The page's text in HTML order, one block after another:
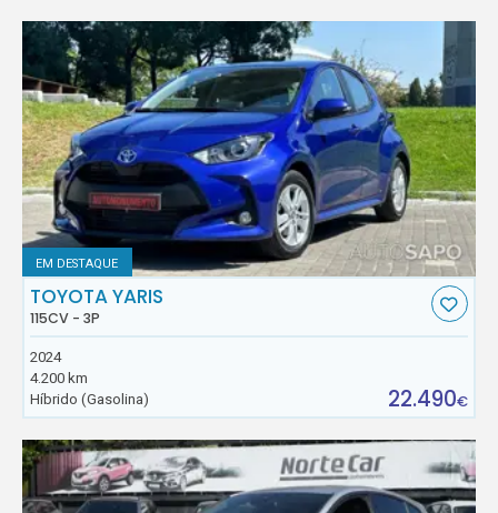
EM DESTAQUE
TOYOTA YARIS
115CV - 3P
2024
4.200 km
Híbrido (Gasolina)
22.490€